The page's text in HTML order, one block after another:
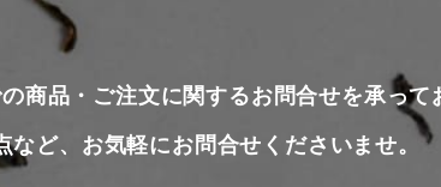
商品・ご注文に関するお問合せを承って
など、お気軽にお問合せくださいませ。